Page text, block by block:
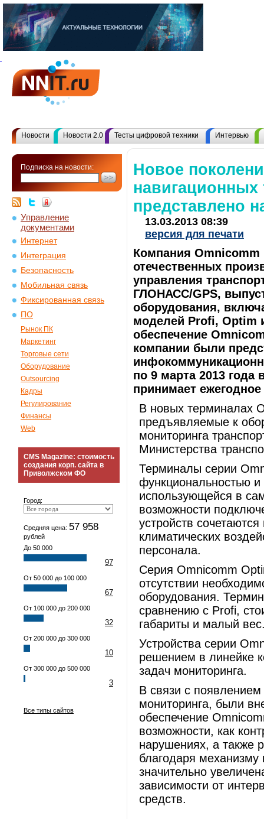
Новости Новости 2.0 Тесты цифровой техники Интервью
Подписка на новости:
Управление
документами
Интернет
Интеграция
Безопасность
Мобильная связь
Фиксированная связь
ПО
Рынок ПК
Маркетинг
Торговые сети
Оборудование
Outsourcing
Кадры
Регулирование
Финансы
Web
CMS Magazine: стоимость
создания корп. сайта в
Приволжском ФО
Город:
Средняя цена: 57 958
рублей
До 50 000
97
От 50 000 до 100 000
67
От 100 000 до 200 000
32
От 200 000 до 300 000
10
От 300 000 до 500 000
3
Все типы сайтов
Новое
представлено
13.03.2013 08:39
версия для печати
Компания
отечественных
управления
ГЛОНАСС/GPS,
оборудования,
моделей Profi, Optim
обеспечение
компании были
по 9 марта 2013 года
принимает
В новых терминалах
предъявляемые к
мониторинга
Министерства
Терминалы серии
функциональностью и
использующейся в
возможности
устройств
климатических
персонала.
Серия Omnicomm
отсутствии
оборудования.
сравнению с Profi,
габариты и малый
Устройства серии
решением в линейке
задач мониторинга.
В связи с
мониторинга, были
обеспечение
возможности, как
нарушениях, а также
благодаря
значительно
зависимости от
средств.